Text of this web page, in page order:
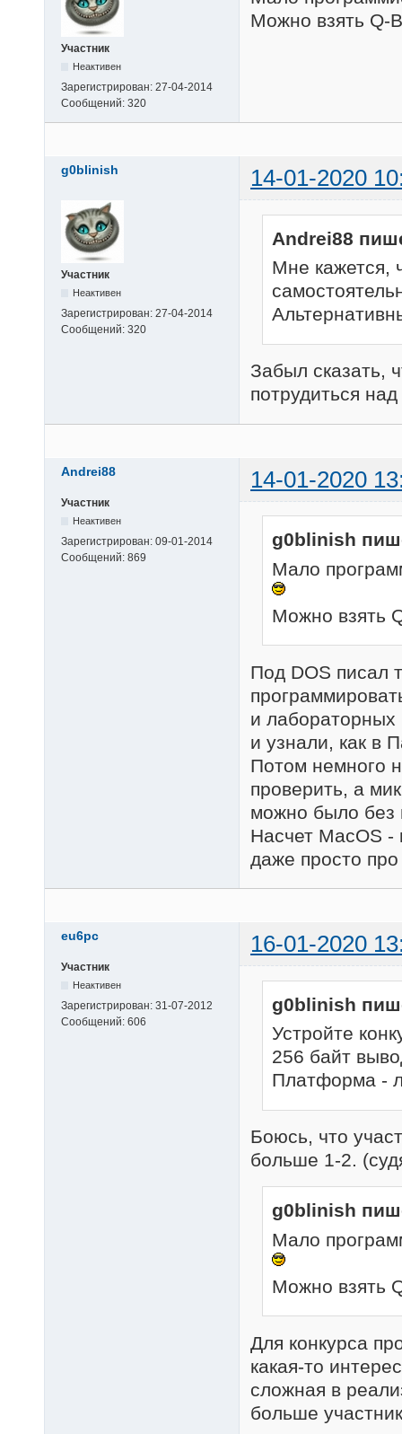
Участник
Неактивен
Зарегистрирован: 27-04-2014
Сообщений: 320
Можно взять Q-
g0blinish 14-01-2020
Участник
Неактивен
Зарегистрирован: 27-04-2014
Сообщений: 320
Andrei88
Мне кажется,
Забыл сказать,
потрудиться
Andrei88 14-01-2020
Участник
Неактивен
Зарегистрирован: 09-01-2014
Сообщений: 869
g0blinish
Мало
Можно взять
Под DOS писал
и лабораторных
и узнали, как в
Потом немного
проверить, а
можно было без
Насчет MacOS
даже просто
eu6pc 16-01-2020
Участник
Неактивен
Зарегистрирован: 31-07-2012
Сообщений: 606
g0blinish
Устройте
256 байт
Платформа -
Боюсь, что
больше 1-2.
g0blinish
Мало
Можно взять
Для конкурса
какая-то
сложная в
больше